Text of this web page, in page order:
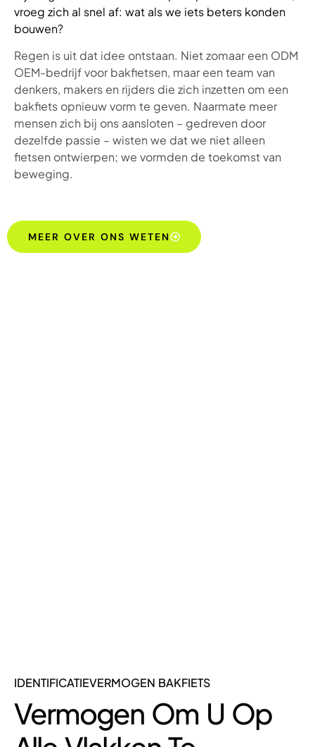
vroeg zich al snel af: wat als we iets beters konden
bouwen?
Regen is uit dat idee ontstaan. Niet zomaar een ODM
OEM-bedrijf voor bakfietsen, maar een team van
denkers, makers en rijders die zich inzetten om een
bakfiets opnieuw vorm te geven. Naarmate meer
mensen zich bij ons aansloten – gedreven door
dezelfde passie – wisten we dat we niet alleen
fietsen ontwierpen; we vormden de toekomst van
beweging.
MEER OVER ONS WETEN
IDENTIFICATIEVERMOGEN BAKFIETS
Vermogen Om U Op